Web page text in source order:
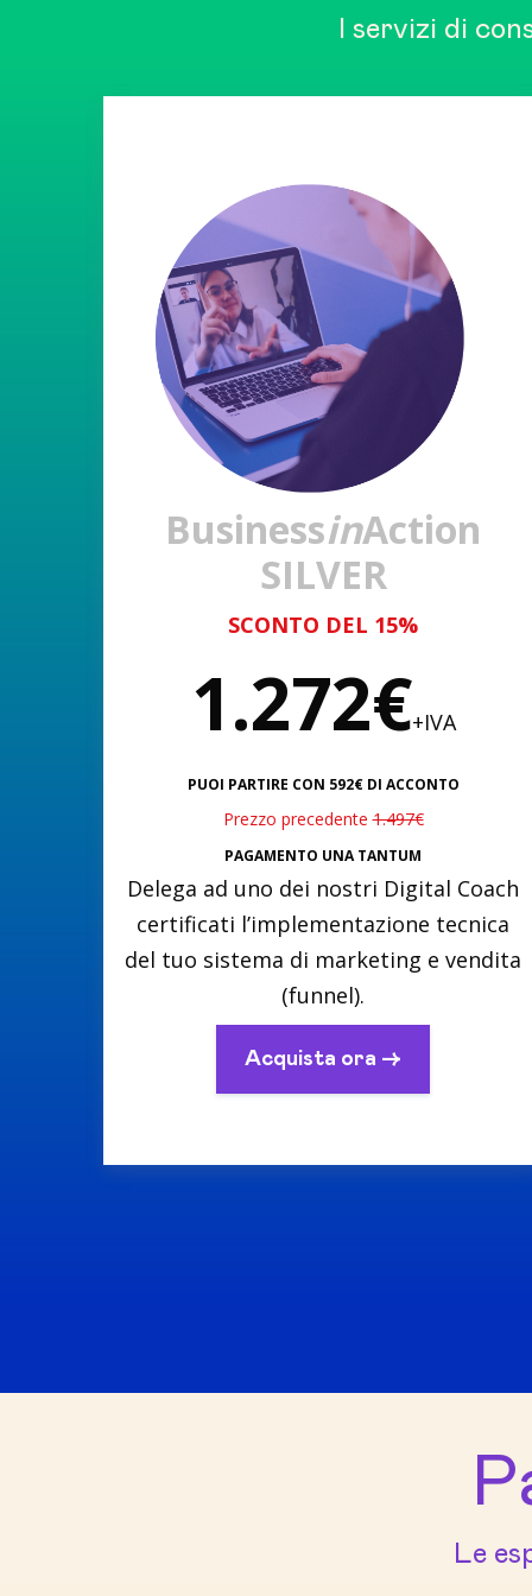
I servizi di
BusinessinAction
SILVER
SCONTO DEL 15%
1.272€+IVA
PUOI PARTIRE CON 592€ DI ACCONTO
Prezzo precedente1.497€
PAGAMENTO UNA TANTUM
Delega ad uno dei nostri Digital Coach
certificati l’implementazione tecnica
del tuo sistema di marketing e vendita
(funnel).
Acquista ora ->
Le